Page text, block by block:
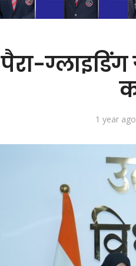
पैरा-ग्लाइडिंग
1 year ago